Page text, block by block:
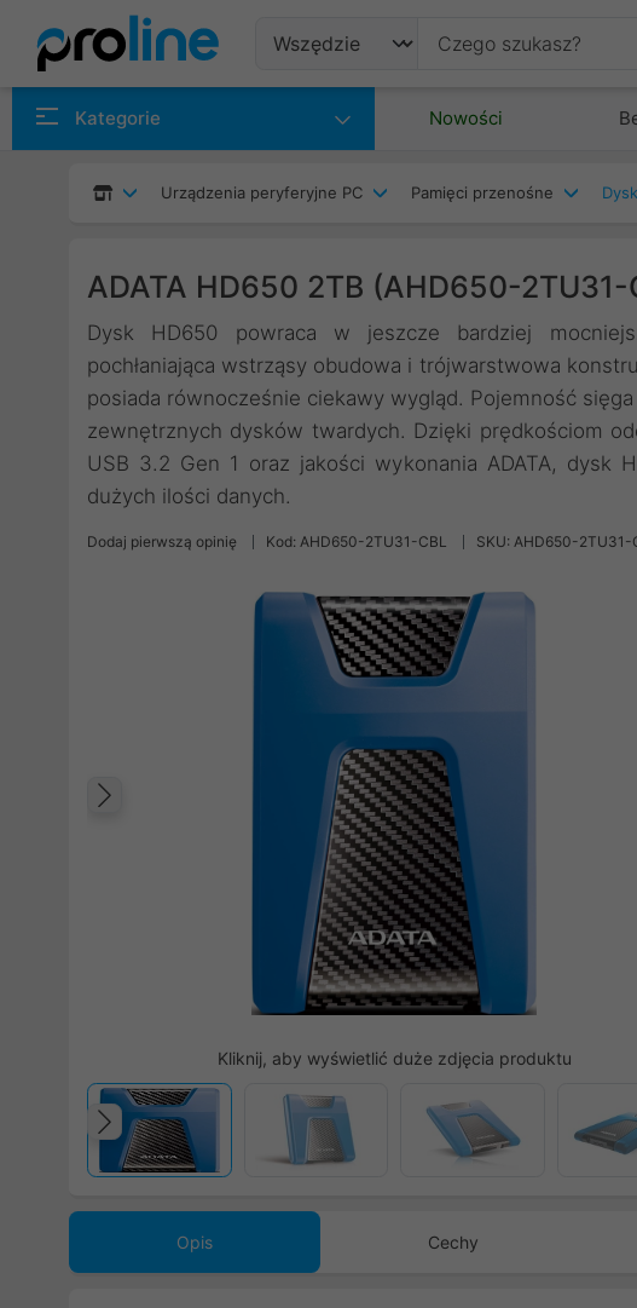
Kategorie Nowości
Urządzenia peryferyjne PC Pamięci przenośne
ADATA HD650 2TB (AHD650-2TU31-
Dysk HD650 powraca w jeszcze bardziej
pochłaniająca wstrząsy obudowa i trójwarstwowa
posiada równocześnie ciekawy wygląd. Pojemność
zewnętrznych dysków twardych. Dzięki prędkościom
USB 3.2 Gen 1 oraz jakości wykonania ADATA, dysk
dużych ilości danych.
Dodaj pierwszą opinię Kod: AHD650-2TU31-CBL SKU: AHD650-2TU31-
Kliknij, aby wyświetlić duże zdjęcia produktu
Poprzedni
Opis Cechy